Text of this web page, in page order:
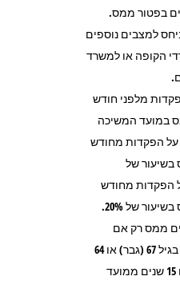
בפטור ממס.
למצבים נוספים
הקופה או למשרד
מלפני חודש
ממס במועד המשיכה
על הפקדות מחודש
במס בשיעור של
על הפקדות מחודש
ינואר 2006 חייבים במס בשיעור של 20%.
ממס רק אם
משיכת הכספים תהא בגיל 67 (גבר) או 64
(אישה), ובלבד שחלפו 15 שנים ממועד